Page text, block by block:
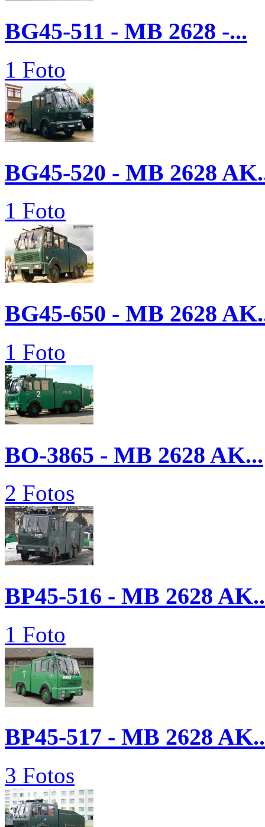
BG45-511 - MB 2628 -...
1 Foto
BG45-520 - MB 2628
1 Foto
BG45-650 - MB 2628
1 Foto
BO-3865 - MB 2628 AK...
2 Fotos
BP45-516 - MB 2628
1 Foto
BP45-517 - MB 2628
3 Fotos